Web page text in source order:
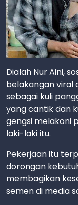
Dialah Nur Aini,
belakangan viral
sebagai kuli
yang cantik dan
gengsi melakoni
laki-laki itu.
Pekerjaan itu
dorongan
membagikan
semen di media